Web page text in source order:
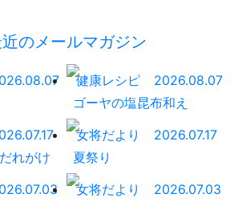
のメールマガジン
健康レシピ
2026.08.07
ゴーヤの塩昆布和え
れがけ
女将だより
2026.07.17
夏祭り
女将だより
2026.07.03